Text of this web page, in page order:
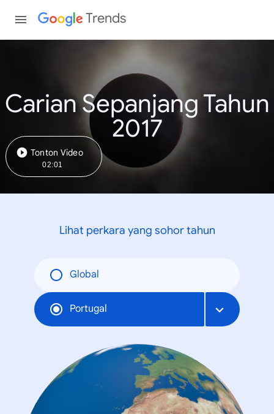
Trends
Carian Sepanjang Tahun
2017
Tonton Video
02:01
Lihat perkara yang sohor tahun
Global
Portugal